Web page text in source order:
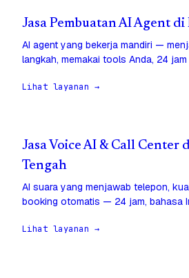
Jasa Pembuatan AI Agent
AI agent yang bekerja mandiri —
langkah, memakai tools Anda, 24
Lihat layanan →
Jasa Voice AI & Call Center
Tengah
AI suara yang menjawab telepon,
booking otomatis — 24 jam, bahasa
Lihat layanan →